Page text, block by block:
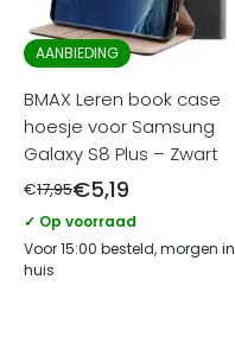
AANBIEDING
BMAX Leren book case
hoesje voor Samsung
Galaxy S8 Plus – Zwart
€17,95€5,19
✓ Op voorraad
Voor 15:00 besteld, morgen in
huis